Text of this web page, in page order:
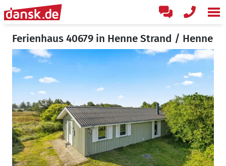
Ferienhaus 40679 in Henne Strand / Henne